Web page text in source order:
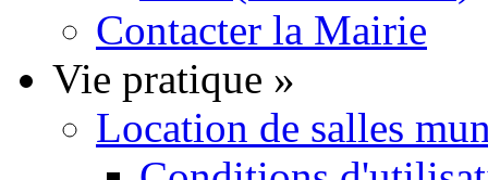
Contacter la Mairie
Vie pratique »
Location de salles